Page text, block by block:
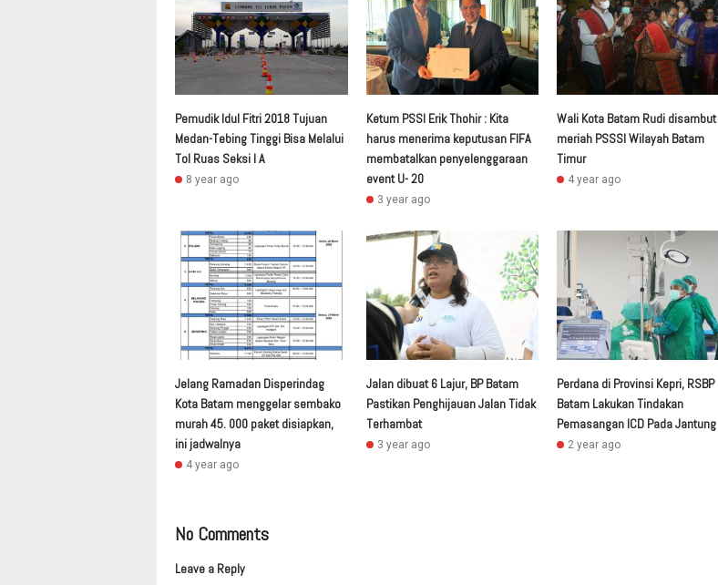
Pemudik Idul Fitri 2018 Tujuan
Medan-Tebing Tinggi Bisa Melalui
Tol Ruas Seksi I A
8 year ago
Ketum PSSI Erik Thohir : Kita
harus menerima keputusan FIFA
membatalkan penyelenggaraan
event U- 20
3 year ago
Wali Kota Batam Rudi disambut
meriah PSSSI Wilayah Batam
Timur
4 year ago
Jelang Ramadan Disperindag
Kota Batam menggelar sembako
murah 45. 000 paket disiapkan,
ini jadwalnya
4 year ago
Jalan dibuat 6 Lajur, BP Batam
Pastikan Penghijauan Jalan Tidak
Terhambat
3 year ago
Perdana di Provinsi Kepri, RSBP
Batam Lakukan Tindakan
Pemasangan ICD Pada Jantung
2 year ago
No Comments
Leave a Reply